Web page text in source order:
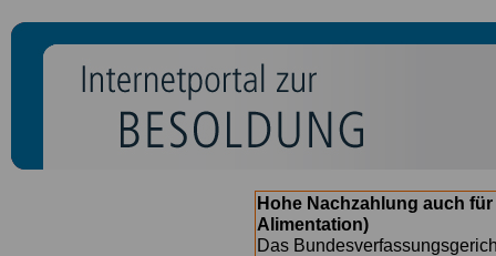
Hohe Nachzahlung auch
Alimentation)
Das